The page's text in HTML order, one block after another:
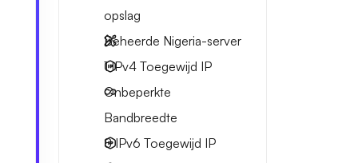
opslag
Beheerde Nigeria-server
1 IPv4 Toegewijd IP
Onbeperkte
Bandbreedte
8 IPv6 Toegewijd IP